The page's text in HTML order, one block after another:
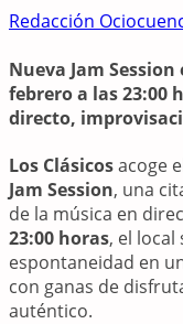
Redacción
Nueva Jam
febrero a las 23:00
directo,
Los Clásicosacoge
Jam Session, una
de la música en
23:00 horas, el
espontaneidad en
con ganas de
auténtico.